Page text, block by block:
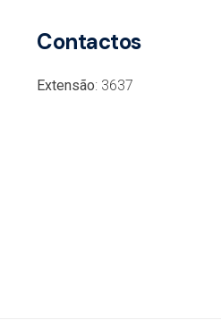
Contactos
Extensão: 3637